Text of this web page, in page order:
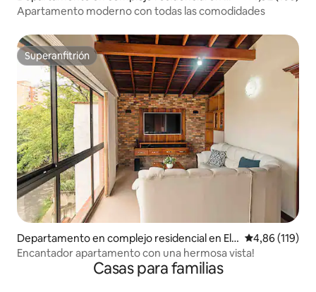
edellín
Apartamento moderno con todas las comodidades
Superanfitrión
Superanfitrión
Departamento en complejo residencial en El T
esoro
Calificación
4,86 (119)
Encantador apartamento con una hermosa vista!
Casas para familias